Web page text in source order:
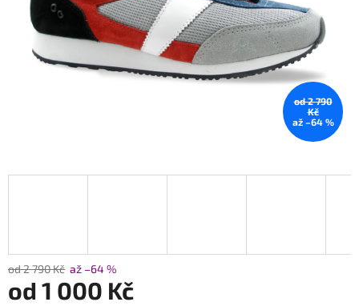
od 2 790
Kč
až –64 %
od 2 790 Kč až –64 %
od 1 000 Kč